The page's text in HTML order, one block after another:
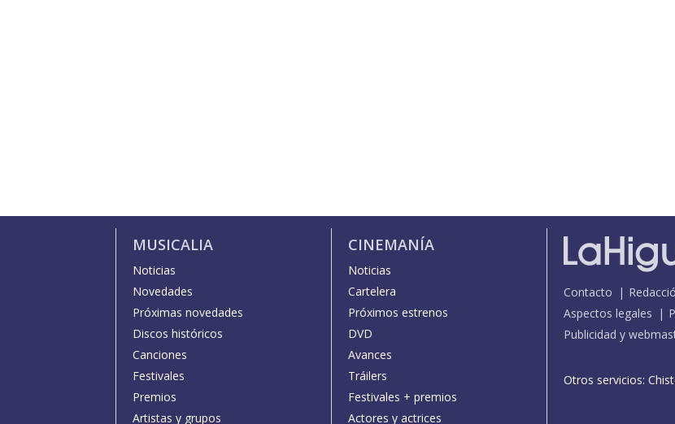
MUSICALIA
Noticias
Novedades
Próximas novedades
Discos históricos
Canciones
Festivales
Premios
Artistas y grupos
CINEMANÍA
Noticias
Cartelera
Próximos estrenos
DVD
Avances
Tráilers
Festivales + premios
Actores y actrices
Contacto
Aspectos legales
Publicidad y
Otros servicios: